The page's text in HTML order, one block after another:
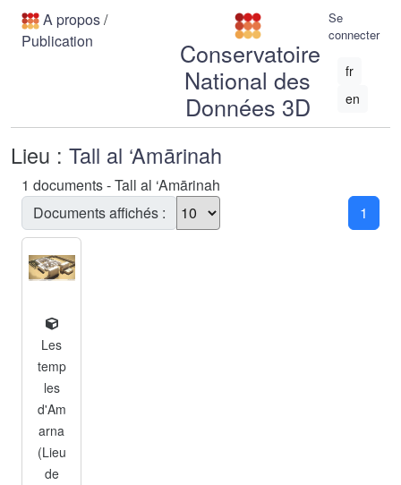
A propos/
Publication
Conservatoire
National des
Données 3D
Se
connecter
fr
en
Lieu : Tall al ‘Amārinah
1 documents - Tall al ‘Amārinah
Documents affichés :
1
Les
temp
les
d'Am
arna
(Lieu
de